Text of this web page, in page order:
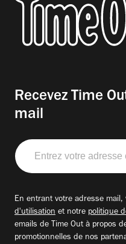
Recevez Time
mail
Entrez
votre
adresse
En entrant votre adresse mail,
d'utilisation et notre politique
emails de Time Out à propos
promotionnelles de nos